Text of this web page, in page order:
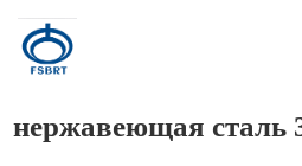
Главная
нержавеющая сталь